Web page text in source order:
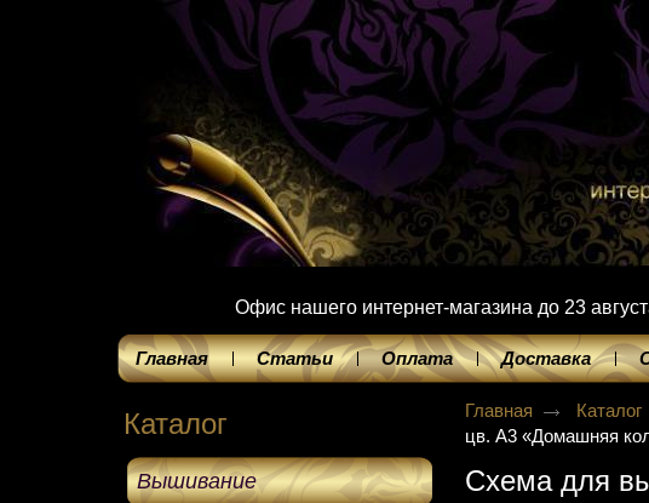
Офис нашего интернет-магазина до 23
Главная Статьи Оплата Доставка
Каталог
Вышивание
Главная Каталог
цв. А3 «Домашняя
Схема для